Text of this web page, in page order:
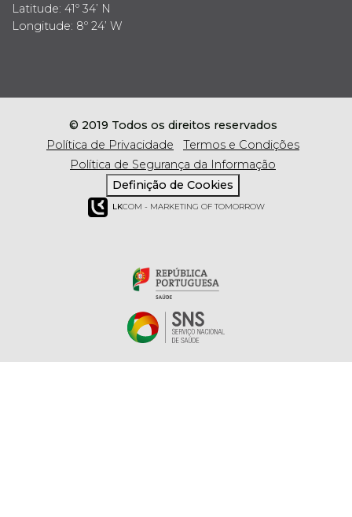
Latitude: 41º 34’ N
Longitude: 8º 24’ W
© 2019 Todos os direitos reservados
Política de Privacidade
Termos e Condições
Política de Segurança da Informação
Definição de Cookies
LKCOM - MARKETING OF TOMORROW